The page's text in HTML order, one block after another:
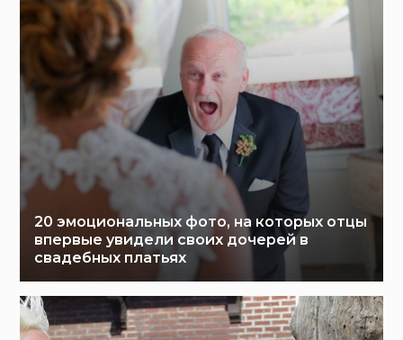
20 эмоциональных фото, на которых отцы
впервые увидели своих дочерей в
свадебных платьях